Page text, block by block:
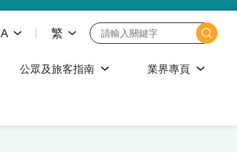
A 繁
公眾及旅客指南 業界專頁